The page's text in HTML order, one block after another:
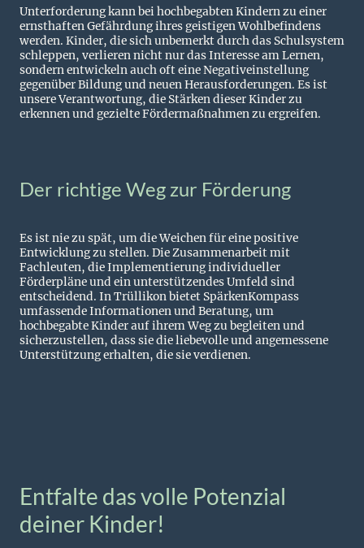
Unterforderung kann bei hochbegabten Kindern zu einer
ernsthaften Gefährdung ihres geistigen Wohlbefindens
werden. Kinder, die sich unbemerkt durch das Schulsystem
schleppen, verlieren nicht nur das Interesse am Lernen,
sondern entwickeln auch oft eine Negativeinstellung
gegenüber Bildung und neuen Herausforderungen. Es ist
unsere Verantwortung, die Stärken dieser Kinder zu
erkennen und gezielte Fördermaßnahmen zu ergreifen.
Der richtige Weg zur Förderung
Es ist nie zu spät, um die Weichen für eine positive
Entwicklung zu stellen. Die Zusammenarbeit mit
Fachleuten, die Implementierung individueller
Förderpläne und ein unterstützendes Umfeld sind
entscheidend. In Trüllikon bietet SpärkenKompass
umfassende Informationen und Beratung, um
hochbegabte Kinder auf ihrem Weg zu begleiten und
sicherzustellen, dass sie die liebevolle und angemessene
Unterstützung erhalten, die sie verdienen.
Entfalte das volle Potenzial
deiner Kinder!